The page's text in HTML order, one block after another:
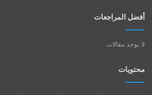
أفضل المراجعات
لا يوجد مقالات
محتويات